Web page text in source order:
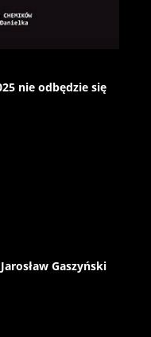
nie odbędzie się
Gaszyński